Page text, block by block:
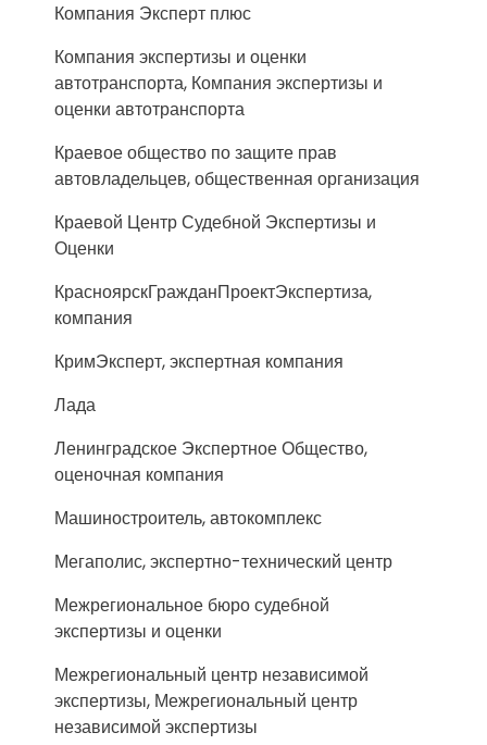
Компания Эксперт плюс
Компания экспертизы и оценки
автотранспорта, Компания экспертизы и
оценки автотранспорта
Краевое общество по защите прав
автовладельцев, общественная организация
Краевой Центр Судебной Экспертизы и
Оценки
КрасноярскГражданПроектЭкспертиза,
компания
КримЭксперт, экспертная компания
Лада
Ленинградское Экспертное Общество,
оценочная компания
Машиностроитель, автокомплекс
Мегаполис, экспертно-технический центр
Межрегиональное бюро судебной
экспертизы и оценки
Межрегиональный центр независимой
экспертизы, Межрегиональный центр
независимой экспертизы